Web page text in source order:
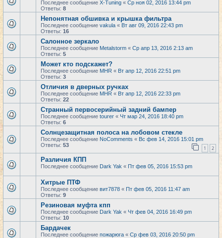
Последнее сообщение X-Tuning « Ср ноя 02, 2016 13:44 pm
Ответы: 8
Непонятная обшивка и крышка фильтра
Последнее сообщение vakula « Вт авг 09, 2016 22:43 pm
Ответы: 16
Салонное зеркало
Последнее сообщение Metalstorm « Ср апр 13, 2016 2:13 am
Ответы: 5
Может кто подскажет?
Последнее сообщение MHR « Вт апр 12, 2016 22:51 pm
Ответы: 3
Отличия в дверных ручках
Последнее сообщение MHR « Вт апр 12, 2016 22:33 pm
Ответы: 22
Странный первосерийный задний бампер
Последнее сообщение tourer « Чт мар 24, 2016 18:40 pm
Ответы: 6
Солнцезащитная полоса на лобовом стекле
Последнее сообщение NoComments « Вс фев 14, 2016 15:01 pm
Ответы: 53 1 2
Различия КПП
Последнее сообщение Dark Yak « Пт фев 05, 2016 15:53 pm
Хитрые ПТФ
Последнее сообщение вит7878 « Пт фев 05, 2016 11:47 am
Ответы: 9
Резиновая муфта кпп
Последнее сообщение Dark Yak « Чт фев 04, 2016 16:49 pm
Ответы: 10
Бардачек
Последнее сообщение пожарюга « Ср фев 03, 2016 20:50 pm